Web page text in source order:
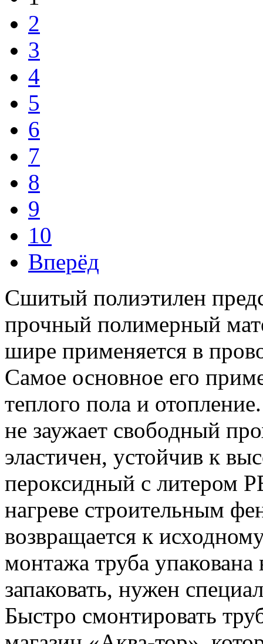
2
3
4
5
6
7
8
9
10
Вперёд
Сшитый полиэтилен
прочный полимерный
шире применяется в
Самое основное его
теплого пола и
не заужает свободный
эластичен, устойчив к
пероксидный с литером
нагреве строительным
возвращается к
монтажа труба упакована
запаковать, нужен
Быстро смонтировать